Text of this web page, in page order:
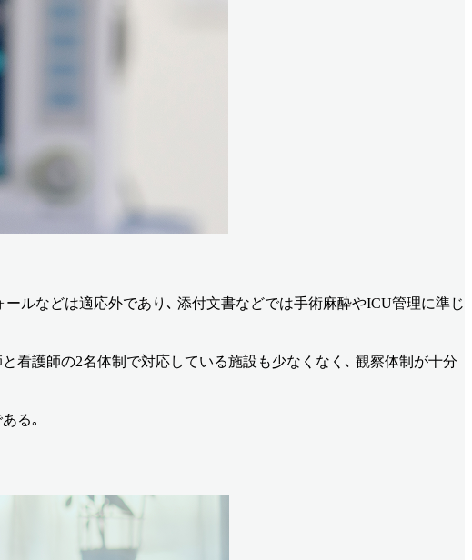
ルなどは適応外であり､ 添付文書などでは手術麻酔やICU管理に準じ
看護師の2名体制で対応している施設も少なくなく､ 観察体制が十分
る｡